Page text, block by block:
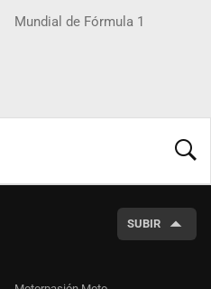
Mundial de Fórmula 1
SUBIR